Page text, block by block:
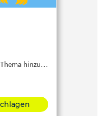
Thema hinzu…